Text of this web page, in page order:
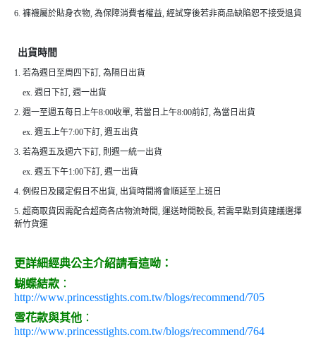
6. 褲襪屬於貼身衣物, 為保障消費者權益, 經試穿後若非商品缺陷恕不接受退貨
出貨時間
1. 若為週日至周四下訂, 為隔日出貨
ex. 週日下訂, 週一出貨
2. 週一至週五每日上午8:00收單, 若當日上午8:00前訂, 為當日出貨
ex. 週五上午7:00下訂, 週五出貨
3. 若為週五及週六下訂, 則週一統一出貨
ex. 週五下午1:00下訂, 週一出貨
4. 例假日及國定假日不出貨, 出貨時間將會順延至上班日
5. 超商取貨因需配合超商各店物流時間, 運送時間較長, 若需早點到貨建議選擇
新竹貨運
更詳細經典公主介紹請看這呦：
蝴蝶結款 ：
http://www.princesstights.com.tw/blogs/recommend/705
雪花款與其他 ：
http://www.princesstights.com.tw/blogs/recommend/764